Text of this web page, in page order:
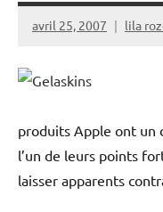
avril 25, 2007 lila
produits Apple ont un
l’un de leurs points
laisser apparents